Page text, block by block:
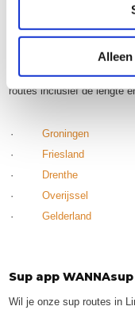
Suppen in andere
Naast Limburg hebben
routes inclusief de lengte
·Groningen
·
Friesland
·
Drenthe
·Overijssel
·Gelderland
Sup app WANNAsup
Wil je onze sup routes in